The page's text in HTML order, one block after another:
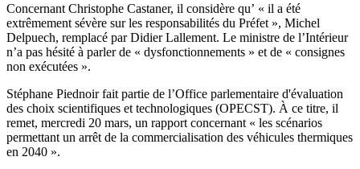
Concernant Christophe Castaner, il considère qu’ « il a été
extrêmement sévère sur les responsabilités du Préfet », Michel
Delpuech, remplacé par Didier Lallement. Le ministre de l’Intérieur
n’a pas hésité à parler de « dysfonctionnements » et de « consignes
non exécutées ».
Stéphane Piednoir fait partie de l’Office parlementaire d'évaluation
des choix scientifiques et technologiques (OPECST). À ce titre, il
remet, mercredi 20 mars, un rapport concernant « les scénarios
permettant un arrêt de la commercialisation des véhicules thermiques
en 2040 ».